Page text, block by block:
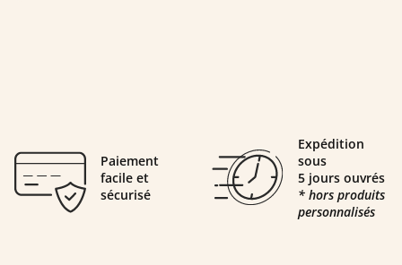
Paiement
facile et
sécurisé
Expédition
sous
5 jours ouvrés
* hors produits
personnalisés